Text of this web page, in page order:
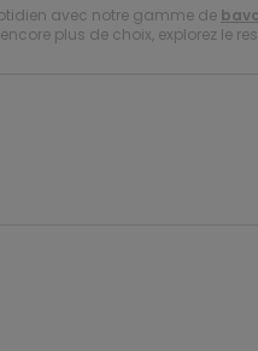
avec notre gamme de
plus de choix, explorez le